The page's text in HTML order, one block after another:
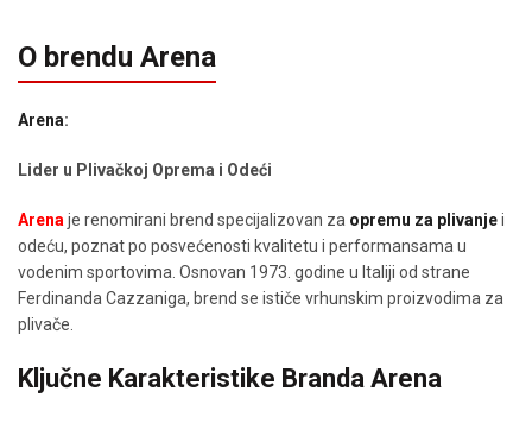
stranici
O brendu Arena
Arena:
Lider u Plivačkoj Oprema i Odeći
Arena je renomirani brend specijalizovan za opremu za plivanjei
odeću, poznat po posvećenosti kvalitetu i performansama u
vodenim sportovima. Osnovan 1973. godine u Italiji od strane
Ferdinanda Cazzaniga, brend se ističe vrhunskim proizvodima za
plivače.
Ključne Karakteristike Branda Arena